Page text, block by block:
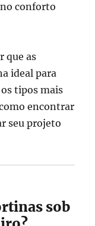
conforto
que as
ideal para
tipos mais
encontrar
seu projeto
sob